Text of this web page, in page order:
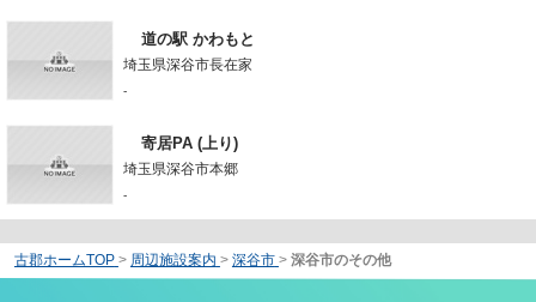
道の駅 かわもと
埼玉県深谷市長在家
-
寄居PA (上り)
埼玉県深谷市本郷
-
古郡ホームTOP > 周辺施設案内 > 深谷市 > 深谷市のその他